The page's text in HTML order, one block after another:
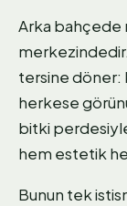
Arka bahçede
tersine döner:
herkese
bitki
hem estetik
Bunun tek